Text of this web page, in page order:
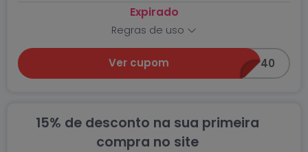
Expirado
Regras de uso
Ver cupom PROMO40
15% de desconto na sua primeira
compra no site